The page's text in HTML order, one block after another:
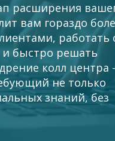
расширения
вам гораздо
работать
быстро решать
колл центра -
не только
знаний, без